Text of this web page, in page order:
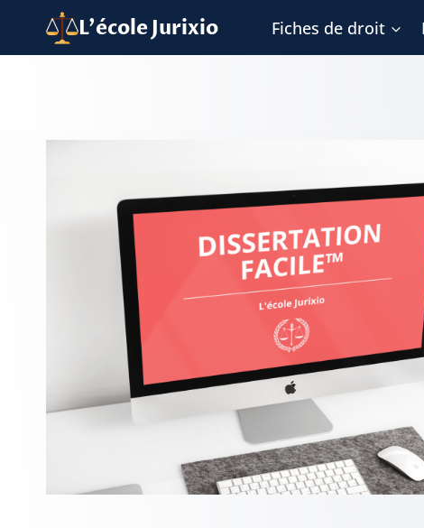
contenu
L'école Jurixio Fiches de droit